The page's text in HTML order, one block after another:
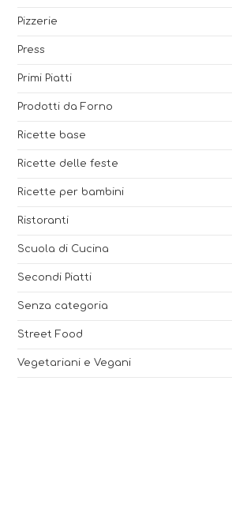
Pizzerie
Press
Primi Piatti
Prodotti da Forno
Ricette base
Ricette delle feste
Ricette per bambini
Ristoranti
Scuola di Cucina
Secondi Piatti
Senza categoria
Street Food
Vegetariani e Vegani